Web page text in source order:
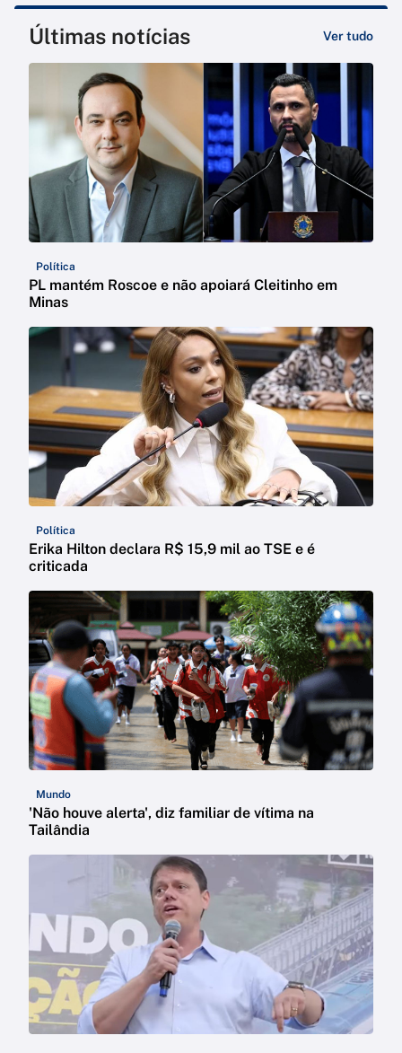
Últimas notícias Ver tudo
Política
PL mantém Roscoe e não apoiará Cleitinho em
Minas
Política
Erika Hilton declara R$ 15,9 mil ao TSE e é
criticada
Mundo
'Não houve alerta', diz familiar de vítima na
Tailândia